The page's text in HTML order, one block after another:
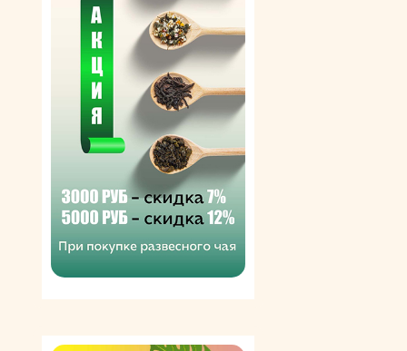
форму, заливают сверху выбранным соусом и
посыпают сыром. Получается очень вкусное и сытное
блюдо, которое уместно приготовить и в будни, и в
праздники. Макаронные изделия Cannelloni
выпускаются в целлофановых пачках и картонных
коробках разного веса — от 200 до 1000 г.